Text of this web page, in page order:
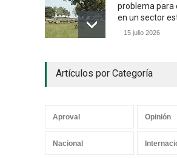
problema para
en un sector
15 julio 2026
05 julio 2026
Los mensajes
Artículos por Categoría
Aproval Opinión
Nacional